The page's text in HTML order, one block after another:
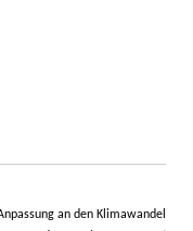
an den Klimawandel